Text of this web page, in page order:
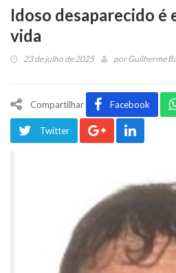
Idoso desaparecido é
vida
23 de julho de 2025 porGuilherme
Compartilhar Facebook
Twitter